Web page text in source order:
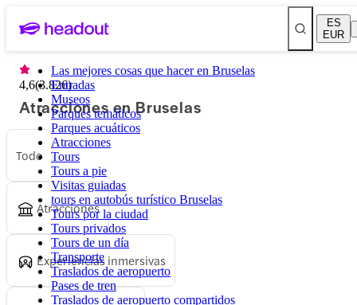
ES
EUR
Las mejores cosas que hacer en Bruselas
Entradas
Museos
Parques temáticos
Parques acuáticos
Atracciones
Tours
Tours a pie
Visitas guiadas
tours en autobús turístico Bruselas
Tours por la ciudad
Tours privados
Tours de un día
Transporte
Traslados de aeropuerto
Pases de tren
Traslados de aeropuerto compartidos
4,6(3.826)
Atracciones en Bruselas
Todo
Atracciones
Experiencias inmersivas